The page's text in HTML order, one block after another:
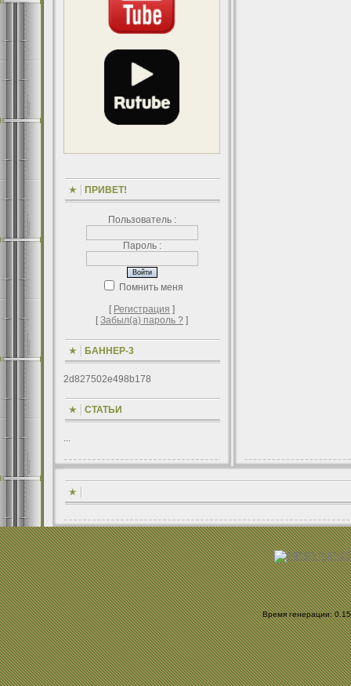
ПРИВЕТ!
Пользователь :
Пароль :
Помнить меня
[ Регистрация ]
[Забыл(а) пароль ? ]
БАННЕР-3
2d827502e498b178
СТАТЬИ
...
Время генерации: